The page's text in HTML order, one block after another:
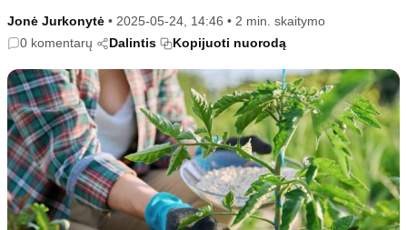
Karjera
Psichologinė sveikata
Tvari mada
Privatumo politika
Reklamos politika
Slapukų politika
Redakcija
Jonė Jurkonytė • 2025-05-24, 14:46 • 2 min. skaitymo
0 komentarų
Dalintis Kopijuoti nuorodą